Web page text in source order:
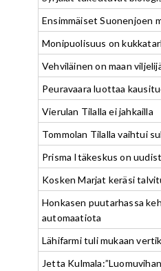
Ensimmäiset Suonenjoen
Monipuolisuus on
Vehviläinen on maan
Peuravaara luottaa
Vierulan Tilalla ei jahkailla
Tommolan Tilalla vaihtui
Prisma Itäkeskus on
Kosken Marjat keräsi
Honkasen puutarhassa
automaatiota
Lähifarmi tuli mukaan
Jetta